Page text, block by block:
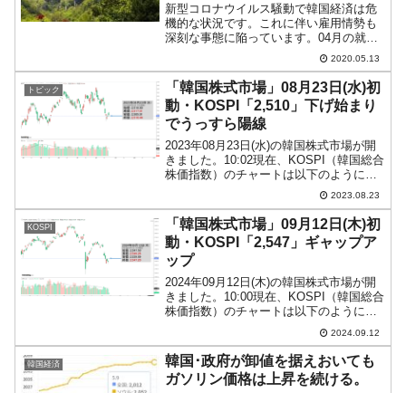
新型コロナウイルス騒動で韓国経済は危
機的な状況です。これに伴い雇用情勢も
深刻な事態に陥っています。04月の就業
者数が前年同期比で47万6,000人減少した
ことが分かりました。03月、04月と2カ
月続けてのマイナスですが、この減少幅
は「アジア...
2020.05.13
トピック
「韓国株式市場」08月23日(水)初
動・KOSPI「2,510」下げ始まり
でうっすら陽線
2023年08月23日(水)の韓国株式市場が開
きました。10:02現在、KOSPI（韓国総合
株価指数）のチャートは以下のようにな
『Investing.com』より引用）。下げて始
まりましたが、現在のところ（うっす
ら）陽...
2023.08.23
KOSPI
「韓国株式市場」09月12日(木)初
動・KOSPI「2,547」ギャップア
ップ
2024年09月12日(木)の韓国株式市場が開
きました。10:00現在、KOSPI（韓国総合
株価指数）のチャートは以下のようにな
『Investing.com』より引用）。ギャップ
アップして始まりました。KOSPIは「2...
2024.09.12
韓国経済
韓国･政府が卸値を据えおいても
ガソリン価格は上昇を続ける。